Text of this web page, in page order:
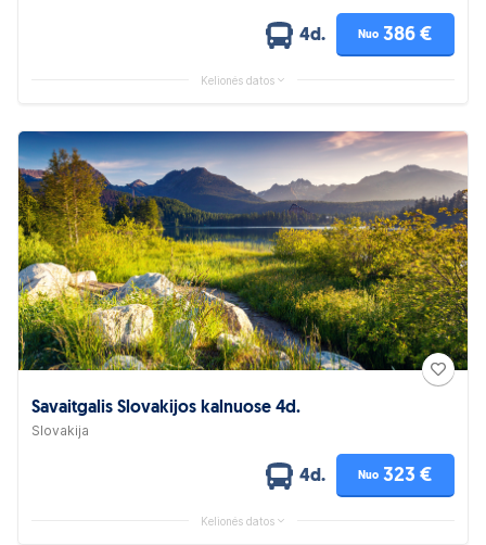
4d. Nuo 386 €
Kelionės datos
Savaitgalis Slovakijos kalnuose 4d.
Slovakija
4d. Nuo 323 €
Kelionės datos